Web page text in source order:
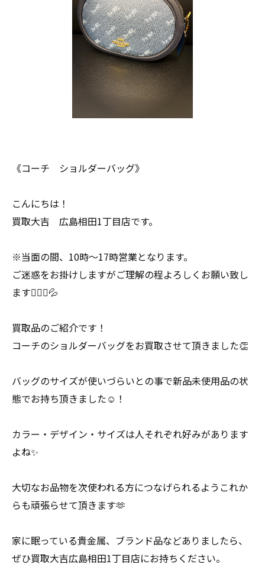
《コーチ ショルダーバッグ》
こんにちは！
買取大吉 広島相田1丁目店です。
※当面の間、10時〜17時営業となります。
ご迷惑をお掛けしますがご理解の程よろしくお願い致し
ます🙇🏻‍♀️💦
買取品のご紹介です！
コーチのショルダーバッグをお買取させて頂きました👏
バッグのサイズが使いづらいとの事で新品未使用品の状
態でお持ち頂きました☺️！
カラー・デザイン・サイズは人それぞれ好みがあります
よね✨
大切なお品物を次使われる方につなげられるようこれか
らも頑張らせて頂きます🫶
家に眠っている貴金属、ブランド品などありましたら、
ぜひ買取大吉広島相田1丁目店にお持ちください。